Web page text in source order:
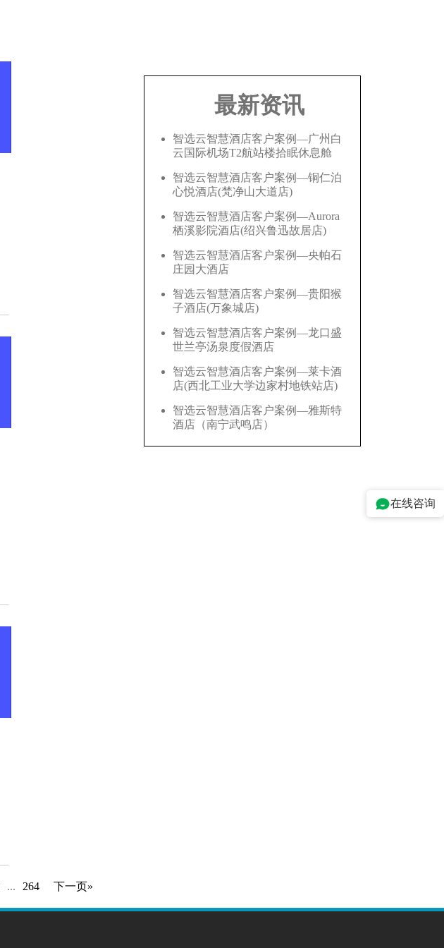
... 264 下一页»
最新资讯
智选云智慧酒店客户案例—广州白
云国际机场T2航站楼拾眠休息舱
智选云智慧酒店客户案例—铜仁泊
心悦酒店(梵净山大道店)
智选云智慧酒店客户案例—Aurora
栖溪影院酒店(绍兴鲁迅故居店)
智选云智慧酒店客户案例—央帕石
庄园大酒店
智选云智慧酒店客户案例—贵阳猴
子酒店(万象城店)
智选云智慧酒店客户案例—龙口盛
世兰亭汤泉度假酒店
智选云智慧酒店客户案例—莱卡酒
店(西北工业大学边家村地铁站店)
智选云智慧酒店客户案例—雅斯特
酒店（南宁武鸣店）
在线咨询